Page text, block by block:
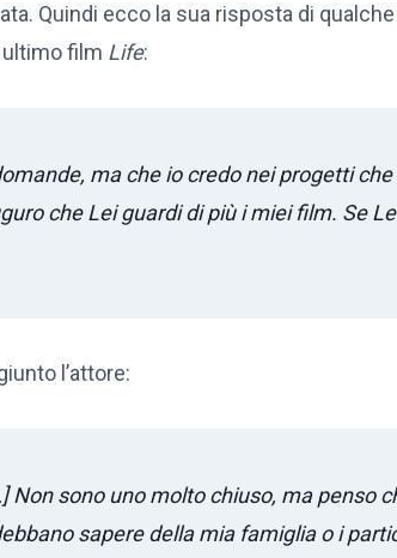
Quindi ecco la sua risposta di
film Life:
ma che io credo nei progetti
che Lei guardi di più i miei film. Se
l’attore:
Non sono uno molto chiuso, ma penso
sapere della mia famiglia o i